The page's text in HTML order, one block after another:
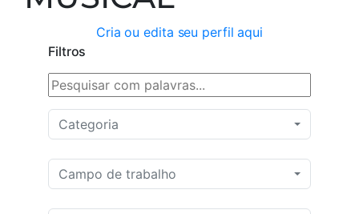
Cria ou edita seu perfil aqui
Filtros
Categoria
Campo de trabalho